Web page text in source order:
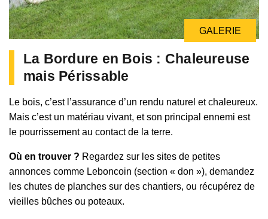
GALERIE
La Bordure en Bois : Chaleureuse
mais Périssable
Le bois, c’est l’assurance d’un rendu naturel et chaleureux.
Mais c’est un matériau vivant, et son principal ennemi est
le pourrissement au contact de la terre.
Où en trouver ? Regardez sur les sites de petites
annonces comme Leboncoin (section « don »), demandez
les chutes de planches sur des chantiers, ou récupérez de
vieilles bûches ou poteaux.